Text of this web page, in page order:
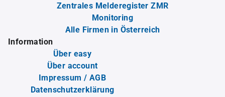
Zentrales Melderegister ZMR
Monitoring
Alle Firmen in Österreich
Information
Über easy
Über account
Impressum / AGB
Datenschutzerklärung